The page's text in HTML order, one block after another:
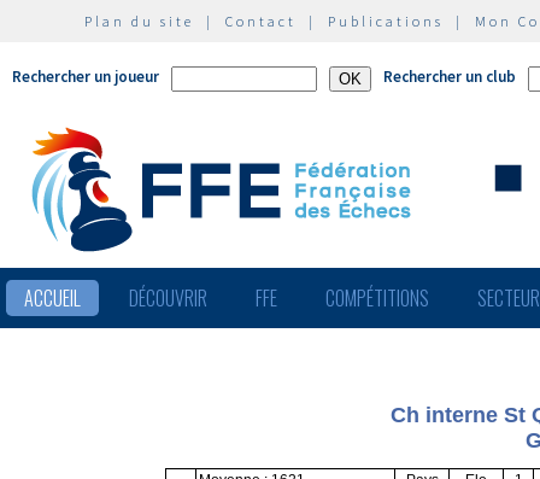
Plan du site | Contact | Publications | Mon
Rechercher un joueur Rechercher un club
ACCUEIL DÉCOUVRIR FFE COMPÉTITIONS
Ch interne St